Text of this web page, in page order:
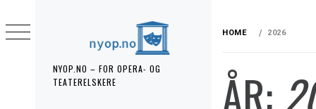
NYOP.NO – FOR OPERA- OG
TEATERELSKERE
to
content
HOME 2026
ÅR: